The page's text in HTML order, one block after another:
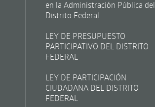
en la Administración Pública del
Distrito Federal.
LEY DE PRESUPUESTO
PARTICIPATIVO DEL DISTRITO
FEDERAL
LEY DE PARTICIPACIÓN
CIUDADANA DEL DISTRITO
FEDERAL